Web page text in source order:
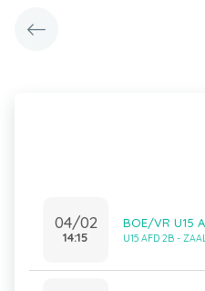
04/02
14:15
BOE/VR U15
U15 AFD 2B -